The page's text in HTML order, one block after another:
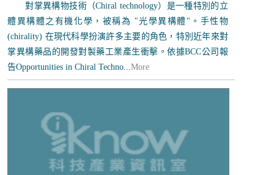
對掌異構物技術（Chiral technology）是一種特別的立
體異構體之有機化學，被稱為 "光學異構體"。手性物
(chirality) 在現代科學扮演許多主要的角色，特別近年來對
掌異構藥品的開發對製藥工業產生衝擊。依據BCC公司報
告Opportunities in Chiral Techno...More